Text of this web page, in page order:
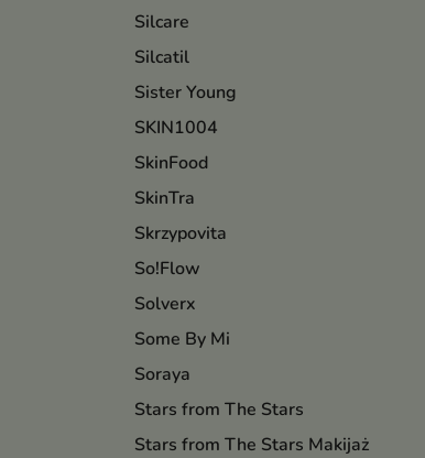
Silcare
Silcatil
Sister Young
SKIN1004
SkinFood
SkinTra
Skrzypovita
So!Flow
Solverx
Some By Mi
Soraya
Stars from The Stars
Stars from The Stars Makijaż